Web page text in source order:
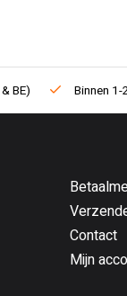
BE) Binnen
Contact
Mijn